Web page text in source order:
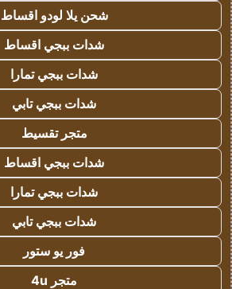
شحن يلا لودو اقساط
شدات ببجي اقساط
شدات ببجي تمارا
شدات ببجي تابي
متجر تقسيط
شدات ببجي اقساط
شدات ببجي تمارا
شدات ببجي تابي
فور يو ستور
متجر 4u